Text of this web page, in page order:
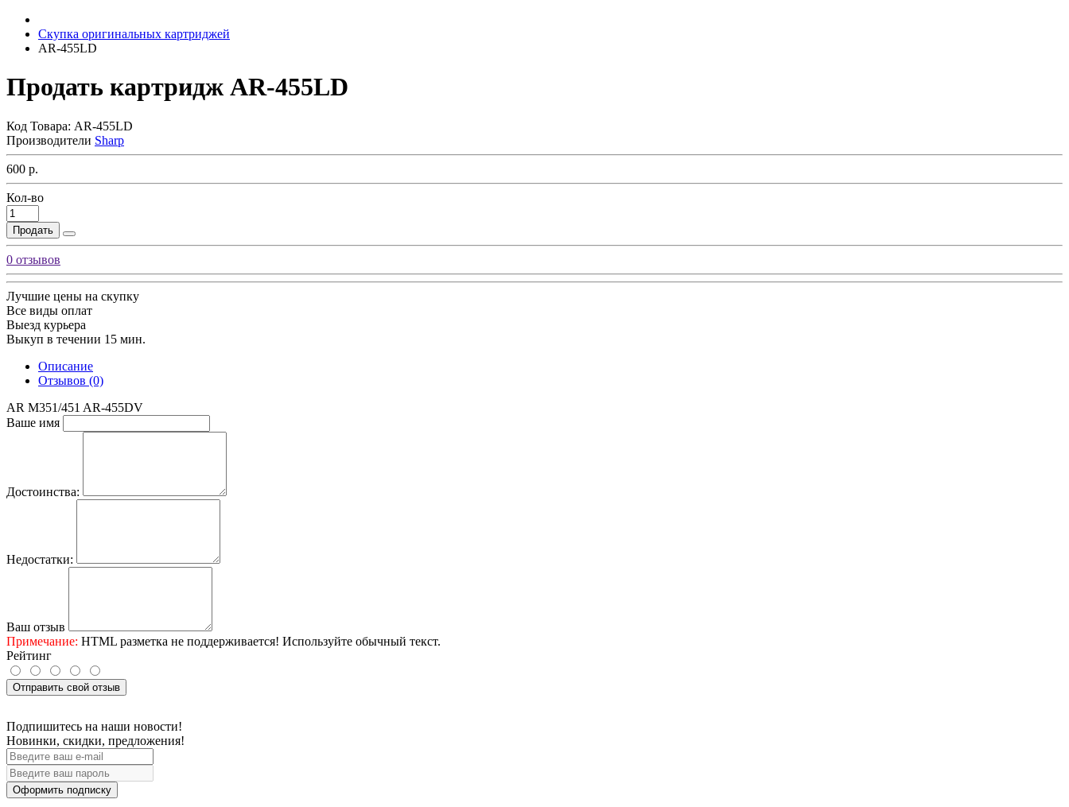
Скупка оригинальных картриджей
AR-455LD
Продать картридж AR-455LD
Код Товара: AR-455LD
Производители Sharp
600 р.
Кол-во
Продать
0 отзывов
Лучшие цены на скупку
Все виды оплат
Выезд курьера
Выкуп в течении 15 мин.
Описание
Отзывов (0)
AR M351/451 AR-455DV
Ваше имя
Достоинства:
Недостатки:
Ваш отзыв
Примечание: HTML разметка не поддерживается! Используйте обычный текст.
Рейтинг
Отправить свой отзыв
Подпишитесь на наши новости!
Новинки, скидки, предложения!
Оформить подписку